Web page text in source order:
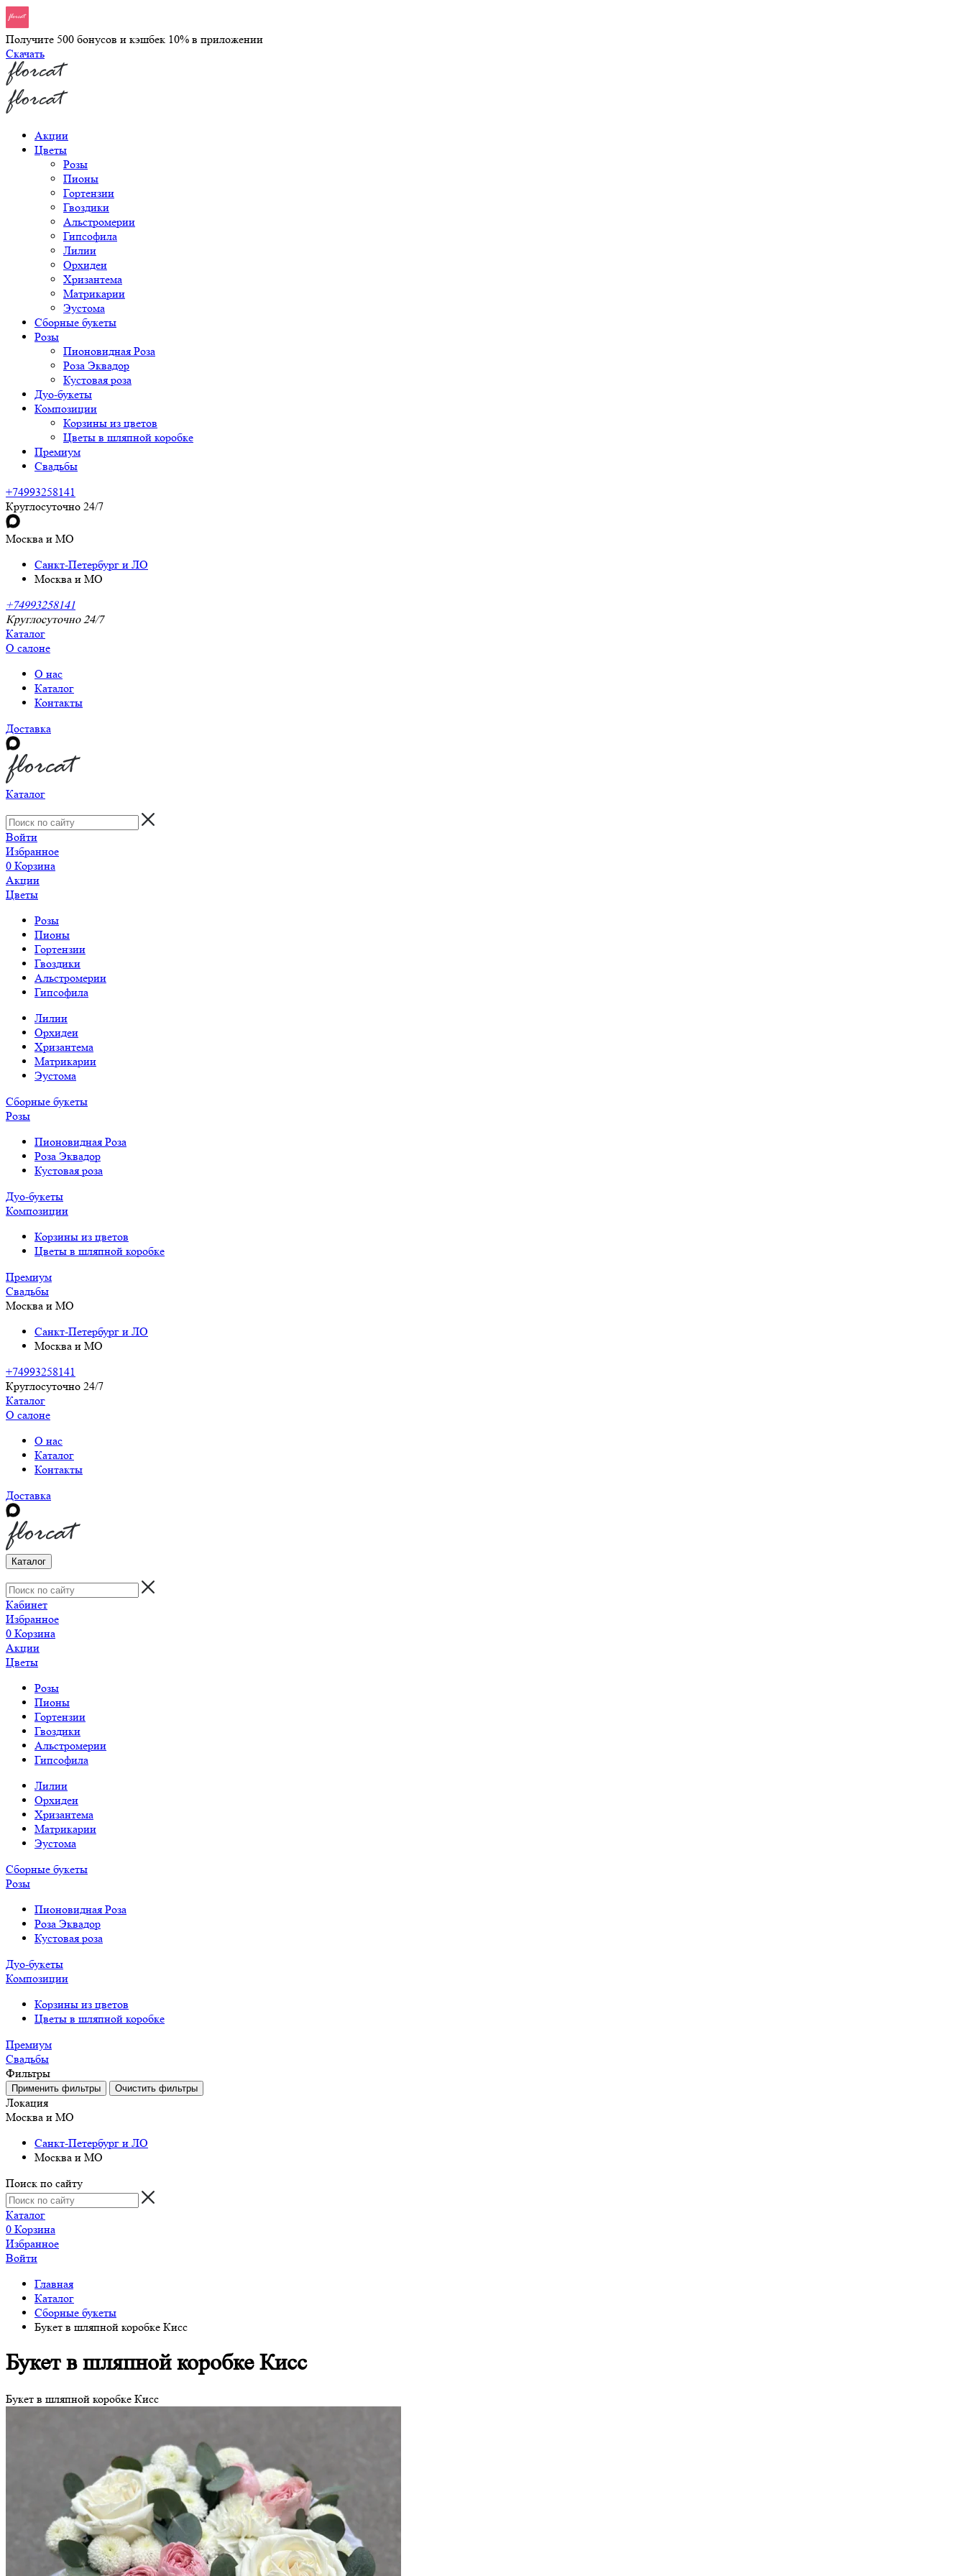
Получите 500 бонусов и кэшбек 10% в приложении
Скачать
Акции
Цветы
Розы
Пионы
Гортензии
Гвоздики
Альстромерии
Гипсофила
Лилии
Орхидеи
Хризантема
Матрикарии
Эустома
Сборные букеты
Розы
Пионовидная Роза
Роза Эквадор
Кустовая роза
Дуо-букеты
Композиции
Корзины из цветов
Цветы в шляпной коробке
Премиум
Свадьбы
+74993258141
Круглосуточно 24/7
Москва и МО
Санкт-Петербург и ЛО
Москва и МО
+74993258141
Круглосуточно 24/7
Каталог
О салоне
О нас
Каталог
Контакты
Доставка
Каталог
Войти
Избранное
0 Корзина
Акции
Цветы
Розы
Пионы
Гортензии
Гвоздики
Альстромерии
Гипсофила
Лилии
Орхидеи
Хризантема
Матрикарии
Эустома
Сборные букеты
Розы
Пионовидная Роза
Роза Эквадор
Кустовая роза
Дуо-букеты
Композиции
Корзины из цветов
Цветы в шляпной коробке
Премиум
Свадьбы
Москва и МО
Санкт-Петербург и ЛО
Москва и МО
+74993258141
Круглосуточно 24/7
Каталог
О салоне
О нас
Каталог
Контакты
Доставка
Каталог
Кабинет
Избранное
0 Корзина
Акции
Цветы
Розы
Пионы
Гортензии
Гвоздики
Альстромерии
Гипсофила
Лилии
Орхидеи
Хризантема
Матрикарии
Эустома
Сборные букеты
Розы
Пионовидная Роза
Роза Эквадор
Кустовая роза
Дуо-букеты
Композиции
Корзины из цветов
Цветы в шляпной коробке
Премиум
Свадьбы
Фильтры
Локация
Москва и МО
Санкт-Петербург и ЛО
Москва и МО
Поиск по сайту
Каталог
0 Корзина
Избранное
Войти
Главная
Каталог
Сборные букеты
Букет в шляпной коробке Кисс
Букет в шляпной коробке Кисс
Букет в шляпной коробке Кисс